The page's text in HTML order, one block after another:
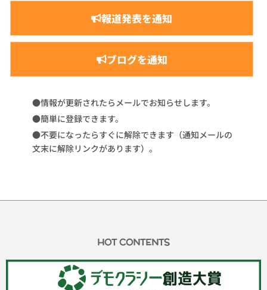
報道発表を通知
ブログを通知
●情報が更新されたらメールでお知らせします。
●簡単に登録できます。
●不要になったらすぐに解除できます（通知メールの
文末に解除リンクがあります）。
HOT CONTENTS